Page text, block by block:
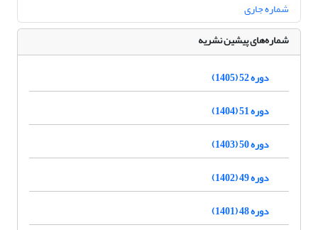
شماره جاری
شماره‌های پیشین نشریه
دوره 52 (1405)
دوره 51 (1404)
دوره 50 (1403)
دوره 49 (1402)
دوره 48 (1401)